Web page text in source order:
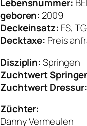
geboren: 2009
Deckeinsatz: FS, TG
Decktaxe: Preis
Disziplin:Springen
Zuchtwert
Zuchtwert Dressur:
Züchter:
Danny Vermeulen